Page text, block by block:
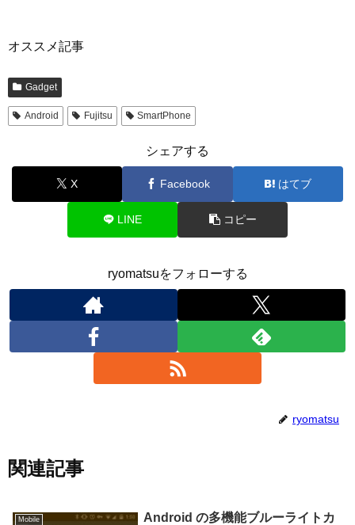
オススメ記事
Gadget
Android Fujitsu SmartPhone
シェアする
X Facebook はてブ
LINE コピー
ryomatsuをフォローする
ryomatsu
関連記事
Mobile
Android の多機能ブルーライトカ